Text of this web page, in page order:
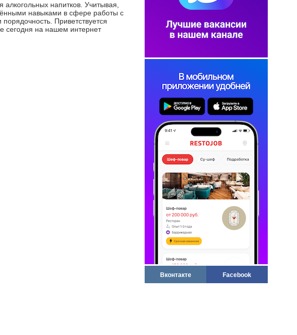
Вконтакте Facebook
напитков. Учитывая,
навыками в сфере работы с
Приветствуется
сегодня на нашем интернет